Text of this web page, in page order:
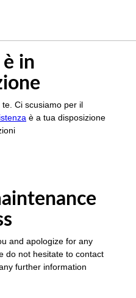
è in
Ci scusiamo per il
è a tua disposizione
and apologize for any
do not hesitate to contact
further information